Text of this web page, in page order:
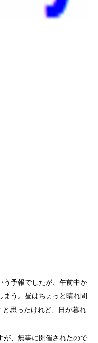
予報でしたが、午前中か
まう。昼はちょっと晴れ間
と思ったけれど、日が暮れ
、無事に開催されたので